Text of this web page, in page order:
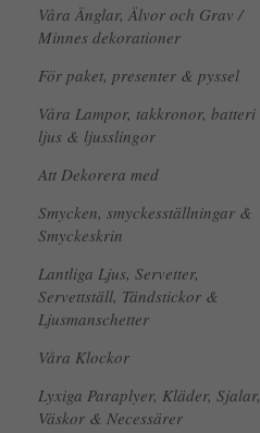
Våra Änglar, Älvor och Grav /
Minnes dekorationer
För paket, presenter & pyssel
Våra Lampor, takkronor, batteri
ljus & ljusslingor
Att Dekorera med
Smycken, smyckesställningar &
Smyckeskrin
Lantliga Ljus, Servetter,
Servettställ, Tändstickor &
Ljusmanschetter
Våra Klockor
Lyxiga Paraplyer, Kläder, Sjalar,
Väskor & Necessärer